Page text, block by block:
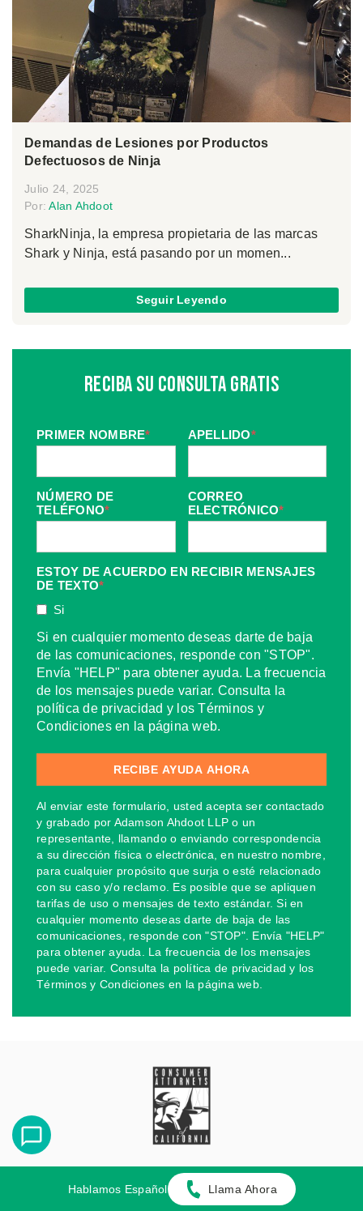
Demandas de Lesiones por Productos
Defectuosos de Ninja
Julio 24, 2025
Por:Alan Ahdoot
SharkNinja, la empresa propietaria de las marcas
Shark y Ninja, está pasando por un momen...
Seguir Leyendo
Reciba Su Consulta Gratis
PRIMER NOMBRE* APELLIDO*
NÚMERO DE
TELÉFONO*
CORREO
ELECTRÓNICO*
ESTOY DE ACUERDO EN RECIBIR MENSAJES
DE TEXTO*
Si
Si en cualquier momento deseas darte de baja
de las comunicaciones, responde con "STOP".
Envía "HELP" para obtener ayuda. La frecuencia
de los mensajes puede variar. Consulta la
política de privacidad y los Términos y
Condiciones en la página web.
Al enviar este formulario, usted acepta ser contactado
y grabado por Adamson Ahdoot LLP o un
representante, llamando o enviando correspondencia
a su dirección física o electrónica, en nuestro nombre,
para cualquier propósito que surja o esté relacionado
con su caso y/o reclamo. Es posible que se apliquen
tarifas de uso o mensajes de texto estándar. Si en
cualquier momento deseas darte de baja de las
comunicaciones, responde con "STOP". Envía "HELP"
para obtener ayuda. La frecuencia de los mensajes
puede variar. Consulta la política de privacidad y los
Términos y Condiciones en la página web.
Hablamos Español Llama Ahora